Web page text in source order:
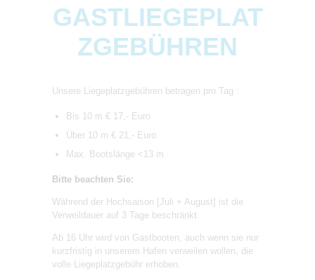
GASTLIEGEPLAT
ZGEBÜHREN
Unsere Liegeplatzgebühren betragen pro Tag :
Bis 10 m € 17,- Euro
Über 10 m € 21,- Euro
Max. Bootslänge <13 m
Bitte beachten Sie:
Während der Hochsaison [Juli + August] ist die
Verweildauer auf 3 Tage beschränkt.
Ab 16 Uhr wird von Gastbooten, auch wenn sie nur
kurzfristig in unserem Hafen verweilen wollen, die
volle Liegeplatzgebühr erhoben.